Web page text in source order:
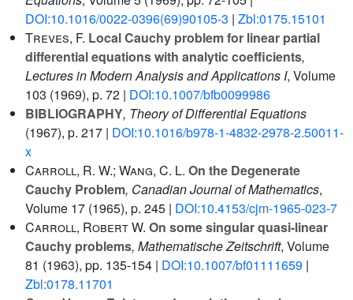
DOI:10.1016/0022-0396(69)90105-3 | Zbl:0175.15101
Treves, F. Local Cauchy problem for linear partial
differential equations with analytic coefficients,
Lectures in Modern Analysis and Applications I, Volume
103 (1969), p. 72 | DOI:10.1007/bfb0099986
BIBLIOGRAPHY, Theory of Differential Equations
(1967), p. 217 | DOI:10.1016/b978-1-4832-2978-2.50011-
x
Carroll, R. W.; Wang, C. L. On the Degenerate
Cauchy Problem, Canadian Journal of Mathematics,
Volume 17 (1965), p. 245 | DOI:10.4153/cjm-1965-023-7
Carroll, Robert W. On some singular quasi-linear
Cauchy problems, Mathematische Zeitschrift, Volume
81 (1963), pp. 135-154 | DOI:10.1007/bf01111659 |
Zbl:0178.11701